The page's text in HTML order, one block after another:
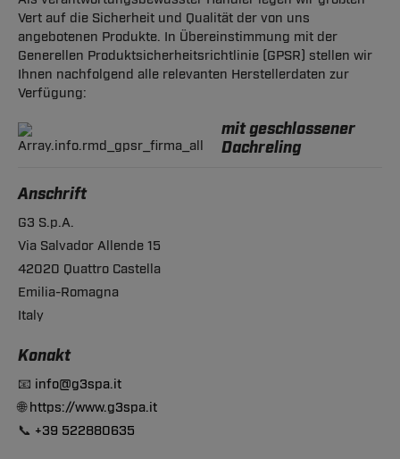
Vert auf die Sicherheit und Qualität der von uns
angebotenen Produkte. In Übereinstimmung mit der
Generellen Produktsicherheitsrichtlinie (GPSR) stellen wir
Ihnen nachfolgend alle relevanten Herstellerdaten zur
Verfügung:
mit geschlossener
Dachreling
Anschrift
G3 S.p.A.
Via Salvador Allende 15
42020 Quattro Castella
Emilia-Romagna
Italy
Konakt
📧 info@g3spa.it
🌐https://www.g3spa.it
📞 +39 522880635